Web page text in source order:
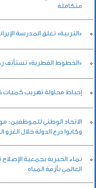
متكاملة
«التربية» تغلق المدرسة
«الخطوط القطرية» تستأنف
إحباط محاولة تهريب كميات
الاتحاد الوطني
وكانوا درع الدولة خلال الغزو
نماء الخيرية بجمعية
العالمي بأزمة المياه